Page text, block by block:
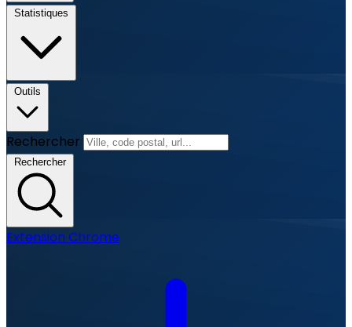
Statistiques
Outils
Rechercher
Rechercher
Extension Chrome